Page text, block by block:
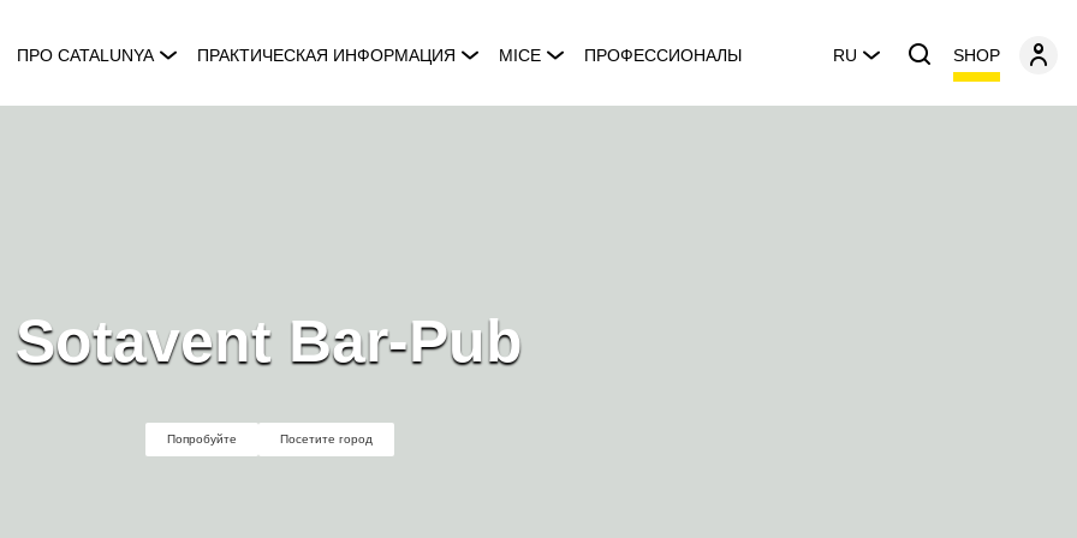
ПРО CATALUNYA ПРАКТИЧЕСКАЯ ИНФОРМАЦИЯ MICE ПРОФЕССИОНАЛЫ RU SHOP
Sotavent Bar-Pub
Попробуйте Посетите город